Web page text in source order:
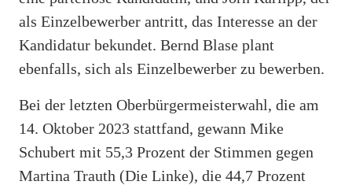
als Einzelbewerber antritt, das Interesse an der
Kandidatur bekundet. Bernd Blase plant
ebenfalls, sich als Einzelbewerber zu bewerben.
Bei der letzten Oberbürgermeisterwahl, die am
14. Oktober 2023 stattfand, gewann Mike
Schubert mit 55,3 Prozent der Stimmen gegen
Martina Trauth (Die Linke), die 44,7 Prozent